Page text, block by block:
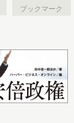
ブックマーク